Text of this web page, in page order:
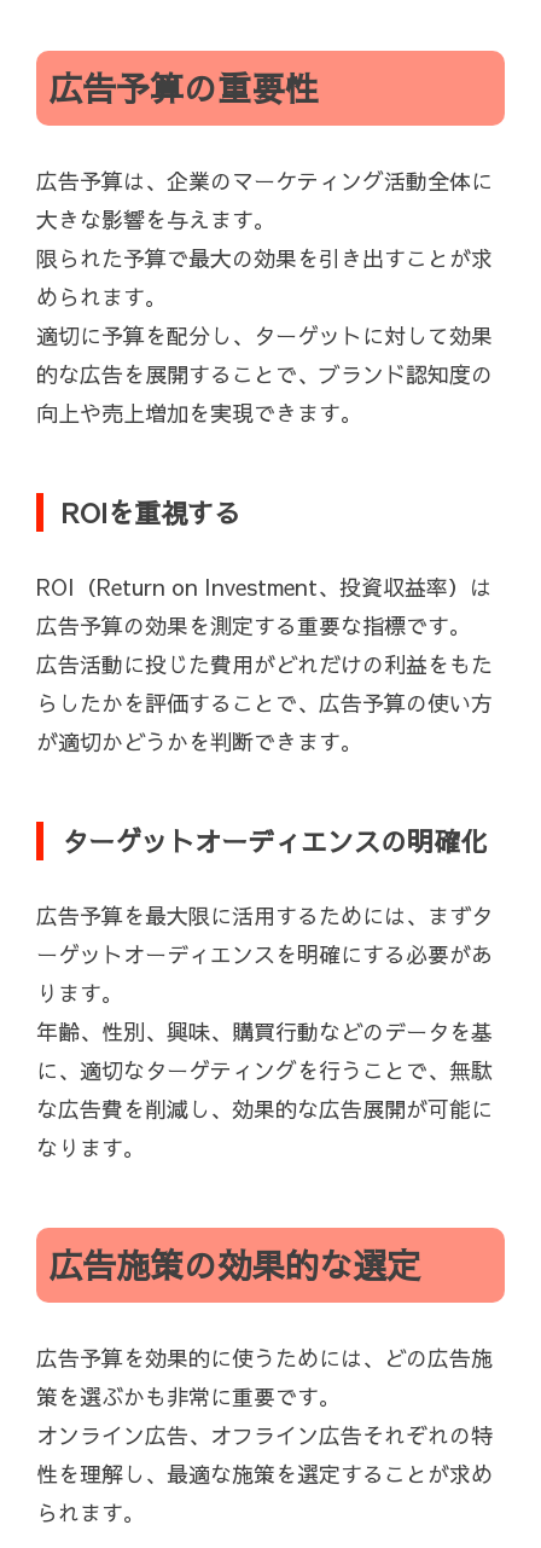
広告予算の重要性
広告予算は、企業のマーケティング活動全体に
大きな影響を与えます。
限られた予算で最大の効果を引き出すことが求
められます。
適切に予算を配分し、ターゲットに対して効果
的な広告を展開することで、ブランド認知度の
向上や売上増加を実現できます。
ROIを重視する
ROI（Return on Investment、投資収益率）は
広告予算の効果を測定する重要な指標です。
広告活動に投じた費用がどれだけの利益をもた
らしたかを評価することで、広告予算の使い方
が適切かどうかを判断できます。
ターゲットオーディエンスの明確化
広告予算を最大限に活用するためには、まずタ
ーゲットオーディエンスを明確にする必要があ
ります。
年齢、性別、興味、購買行動などのデータを基
に、適切なターゲティングを行うことで、無駄
な広告費を削減し、効果的な広告展開が可能に
なります。
広告施策の効果的な選定
広告予算を効果的に使うためには、どの広告施
策を選ぶかも非常に重要です。
オンライン広告、オフライン広告それぞれの特
性を理解し、最適な施策を選定することが求め
られます。